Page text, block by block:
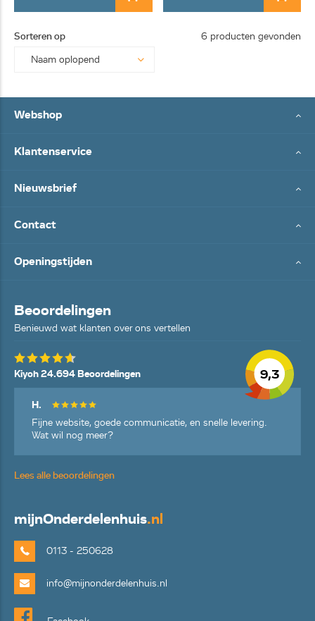
Sorteren op 6 producten gevonden
Webshop
Klantenservice
Nieuwsbrief
Contact
Openingstijden
Beoordelingen
Benieuwd wat klanten over ons vertellen
9,3
Kiyoh 24.694 Beoordelingen
H.
Fijne website, goede communicatie, en snelle levering.
Wat wil nog meer?
Lees alle beoordelingen
mijnOnderdelenhuis.nl
0113 - 250628
info@mijnonderdelenhuis.nl